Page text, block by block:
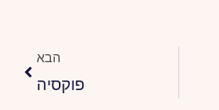
הבא
פוקסיה